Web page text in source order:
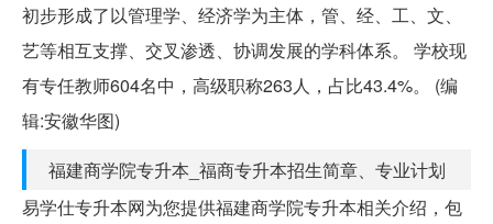
初步形成了以管理学、经济学为主体，管、经、工、文、
艺等相互支撑、交叉渗透、协调发展的学科体系。 学校现
有专任教师604名中，高级职称263人，占比43.4%。 (编
辑:安徽华图)
福建商学院专升本_福商专升本招生简章、专业计划
易学仕专升本网为您提供福建商学院专升本相关介绍，包